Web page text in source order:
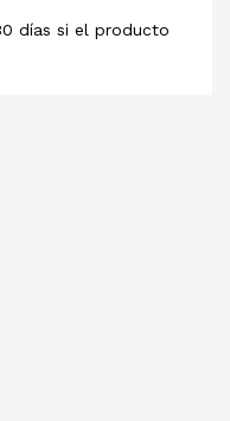
días si el producto